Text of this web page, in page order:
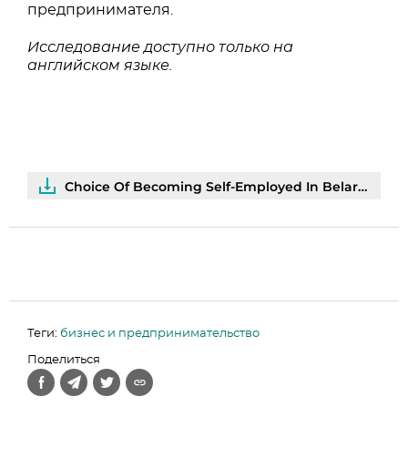
предпринимателя.
Исследование доступно только на
английском языке.
Choice Of Becoming Self-Employed In Belarus: Impact Of Monetary Gains | PDF
Теги: бизнес и предпринимательство
Поделиться